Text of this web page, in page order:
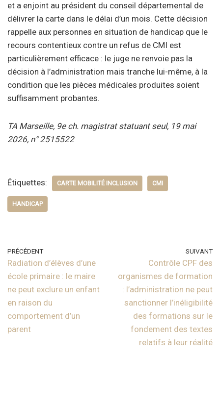
et a enjoint au président du conseil départemental de
délivrer la carte dans le délai d’un mois. Cette décision
rappelle aux personnes en situation de handicap que le
recours contentieux contre un refus de CMI est
particulièrement efficace : le juge ne renvoie pas la
décision à l’administration mais tranche lui-même, à la
condition que les pièces médicales produites soient
suffisamment probantes.
TA Marseille, 9e ch. magistrat statuant seul, 19 mai
2026, n° 2515522
Étiquettes: CARTE MOBILITÉ INCLUSION CMI
HANDICAP
PRÉCÉDENT
Radiation d’élèves d’une
école primaire : le maire
ne peut exclure un enfant
en raison du
comportement d’un
parent
SUIVANT
Contrôle CPF des
organismes de formation
: l’administration ne peut
sanctionner l’inéligibilité
des formations sur le
fondement des textes
relatifs à leur réalité